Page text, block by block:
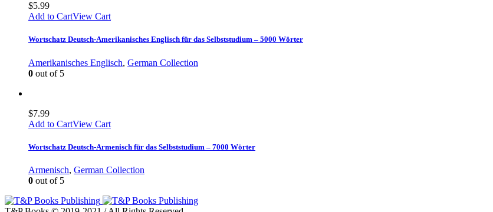
$5.99
Add to CartView Cart
Wortschatz Deutsch-Amerikanisches Englisch für das Selbststudium – 5000 Wörter
Amerikanisches Englisch, German Collection
0 out of 5
$7.99
Add to CartView Cart
Wortschatz Deutsch-Armenisch für das Selbststudium – 7000 Wörter
Armenisch, German Collection
0 out of 5